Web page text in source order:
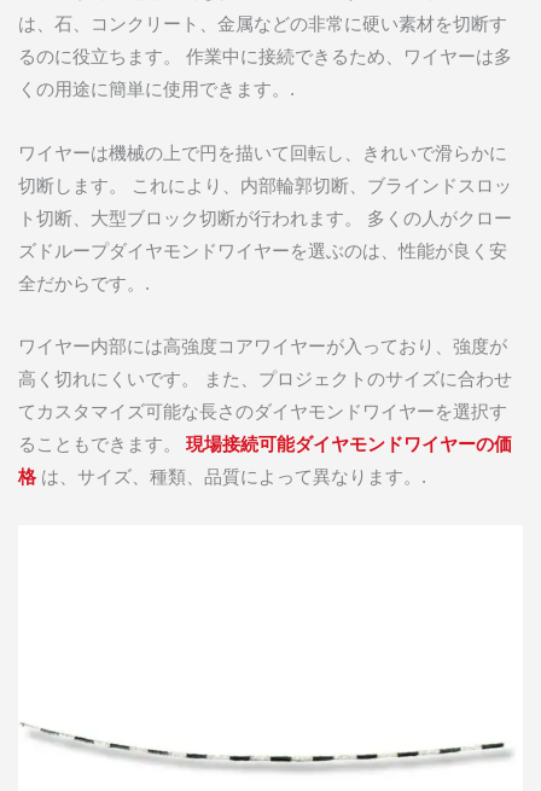
は、石、コンクリート、金属などの非常に硬い素材を切断す
るのに役立ちます。 作業中に接続できるため、ワイヤーは多
くの用途に簡単に使用できます。.
ワイヤーは機械の上で円を描いて回転し、きれいで滑らかに
切断します。 これにより、内部輪郭切断、ブラインドスロッ
ト切断、大型ブロック切断が行われます。 多くの人がクロー
ズドループダイヤモンドワイヤーを選ぶのは、性能が良く安
全だからです。.
ワイヤー内部には高強度コアワイヤーが入っており、強度が
高く切れにくいです。 また、プロジェクトのサイズに合わせ
てカスタマイズ可能な長さのダイヤモンドワイヤーを選択す
ることもできます。 現場接続可能ダイヤモンドワイヤーの価
格 は、サイズ、種類、品質によって異なります。.